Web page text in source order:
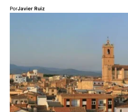
PorJavier Ruiz